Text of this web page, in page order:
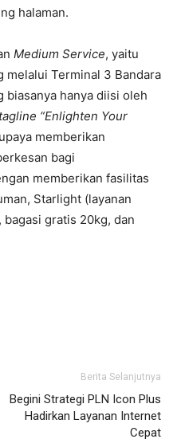
halaman.
Medium Service, yaitu
melalui Terminal 3 Bandara
biasanya hanya diisi oleh
tagline “Enlighten Your
memberikan
bagi
memberikan fasilitas
Starlight (layanan
gratis 20kg, dan
Berita Selanjutnya
Begini Strategi PLN Icon Plus
Hadirkan Layanan Internet
Cepat